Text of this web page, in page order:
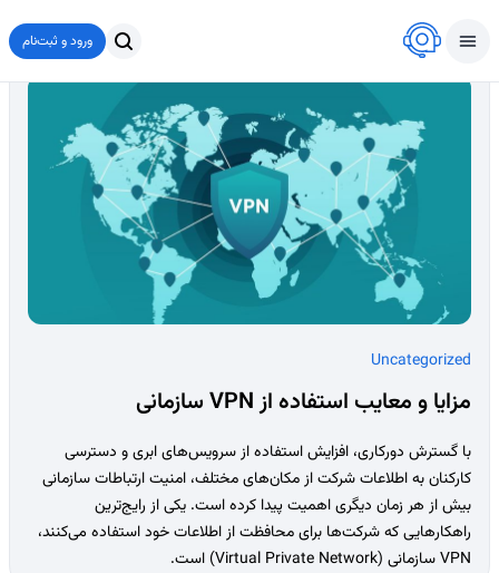
ورود و ثبت‌نام
Uncategorized
مزایا و معایب استفاده از VPN سازمانی
با گسترش دورکاری، افزایش استفاده از سرویس‌های ابری و دسترسی
کارکنان به اطلاعات شرکت از مکان‌های مختلف، امنیت ارتباطات سازمانی
بیش از هر زمان دیگری اهمیت پیدا کرده است. یکی از رایج‌ترین
راهکارهایی که شرکت‌ها برای محافظت از اطلاعات خود استفاده می‌کنند،
VPN سازمانی (Virtual Private Network) است.